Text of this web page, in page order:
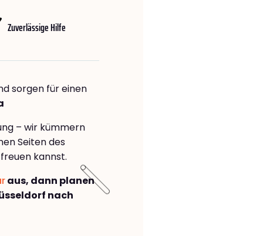
Zuverlässige Hilfe
sorgen für einen
– wir kümmern
Seiten des
kannst.
aus, dann planen
nach